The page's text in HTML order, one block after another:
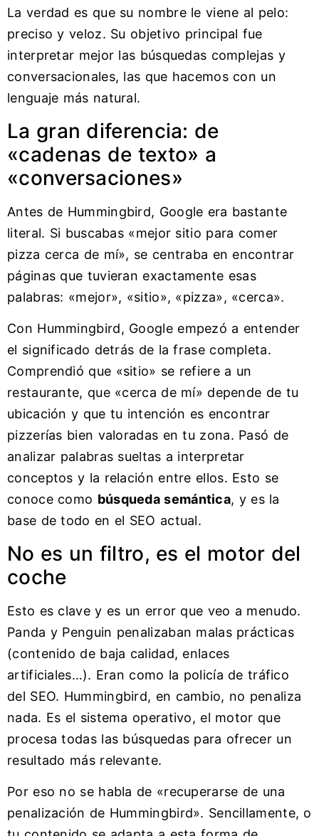
La verdad es que su nombre le viene al pelo:
preciso y veloz. Su objetivo principal fue
interpretar mejor las búsquedas complejas y
conversacionales, las que hacemos con un
lenguaje más natural.
La gran diferencia: de
«cadenas de texto» a
«conversaciones»
Antes de Hummingbird, Google era bastante
literal. Si buscabas «mejor sitio para comer
pizza cerca de mí», se centraba en encontrar
páginas que tuvieran exactamente esas
palabras: «mejor», «sitio», «pizza», «cerca».
Con Hummingbird, Google empezó a entender
el significado detrás de la frase completa.
Comprendió que «sitio» se refiere a un
restaurante, que «cerca de mí» depende de tu
ubicación y que tu intención es encontrar
pizzerías bien valoradas en tu zona. Pasó de
analizar palabras sueltas a interpretar
conceptos y la relación entre ellos. Esto se
conoce como búsqueda semántica, y es la
base de todo en el SEO actual.
No es un filtro, es el motor del
coche
Esto es clave y es un error que veo a menudo.
Panda y Penguin penalizaban malas prácticas
(contenido de baja calidad, enlaces
artificiales…). Eran como la policía de tráfico
del SEO. Hummingbird, en cambio, no penaliza
nada. Es el sistema operativo, el motor que
procesa todas las búsquedas para ofrecer un
resultado más relevante.
Por eso no se habla de «recuperarse de una
penalización de Hummingbird». Sencillamente, o